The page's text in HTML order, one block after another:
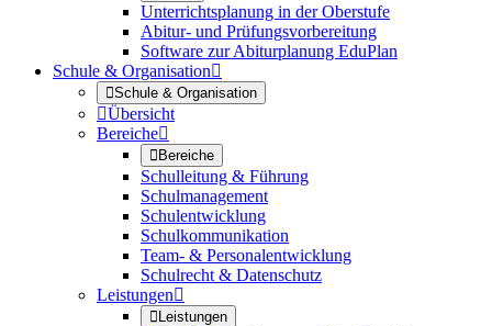
Unterrichtsplanung in der Oberstufe
Abitur- und Prüfungsvorbereitung
Software zur Abiturplanung EduPlan
Schule & Organisation
Schule & Organisation
Übersicht
Bereiche
Bereiche
Schulleitung & Führung
Schulmanagement
Schulentwicklung
Schulkommunikation
Team- & Personalentwicklung
Schulrecht & Datenschutz
Leistungen
Leistungen